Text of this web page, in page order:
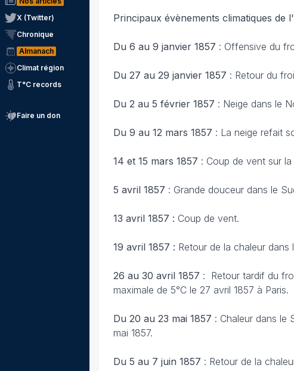
X (Twitter)
Chronique
Almanach
Climat région
T°C records
Faire un don
Principaux évènements climatiques de
Du 6 au 9 janvier 1857 : Offensive du
Du 27 au 29 janvier 1857 : Retour du
Du 2 au 5 février 1857 : Neige dans le
Du 9 au 12 mars 1857 : La neige refait
14 et 15 mars 1857 : Coup de vent sur
5 avril 1857 : Grande douceur dans le
13 avril 1857 : Coup de vent.
19 avril 1857 : Retour de la chaleur dans
26 au 30 avril 1857 : Retour tardif du
maximale de 5°C le 27 avril 1857 à Paris.
Du 20 au 23 mai 1857 : Chaleur dans le
mai 1857.
Du 5 au 7 juin 1857 : Retour de la